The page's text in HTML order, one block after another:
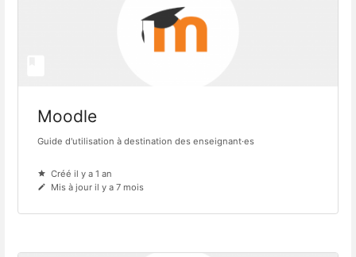
Moodle
Guide d'utilisation à destination des enseignant·es
Créé il y a 1 an
Mis à jour il y a 7 mois